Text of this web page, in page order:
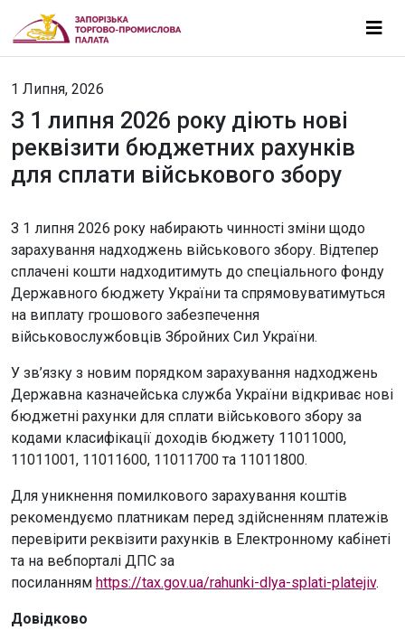
1 Липня, 2026
З 1 липня 2026 року діють нові
реквізити бюджетних рахунків
для сплати військового збору
З 1 липня 2026 року набирають чинності зміни щодо
зарахування надходжень військового збору. Відтепер
сплачені кошти надходитимуть до спеціального фонду
Державного бюджету України та спрямовуватимуться
на виплату грошового забезпечення
військовослужбовців Збройних Сил України.
У зв’язку з новим порядком зарахування надходжень
Державна казначейська служба України відкриває нові
бюджетні рахунки для сплати військового збору за
кодами класифікації доходів бюджету 11011000,
11011001, 11011600, 11011700 та 11011800.
Для уникнення помилкового зарахування коштів
рекомендуємо платникам перед здійсненням платежів
перевірити реквізити рахунків в Електронному кабінеті
та на вебпорталі ДПС за
посиланням https://tax.gov.ua/rahunki-dlya-splati-platejiv.
Довідково